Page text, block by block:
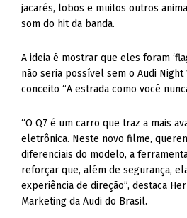
jacarés, lobos e muitos outros
som do hit da banda.
A ideia é mostrar que eles foram
não seria possível sem o Audi Night
conceito “A estrada como você
“O Q7 é um carro que traz a mais
eletrônica. Neste novo filme,
diferenciais do modelo, a
reforçar que, além de segurança,
experiência de direção”, destaca
Marketing da Audi do Brasil.